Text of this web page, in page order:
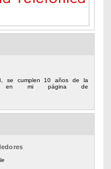
se cumplen 10 años de la
en mi página de